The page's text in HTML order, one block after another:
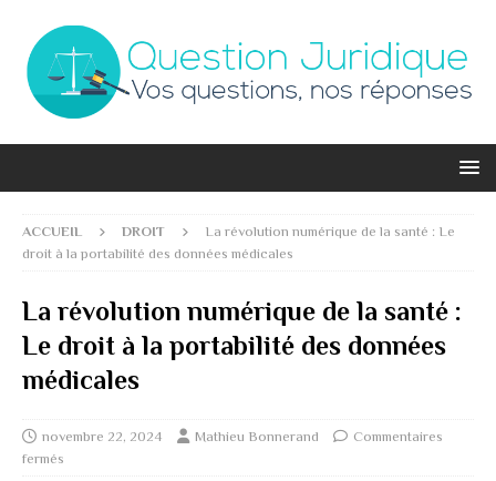
ACCUEIL DROIT
La révolution numérique de la santé : Le
droit à la portabilité des données médicales
La révolution numérique de la santé :
Le droit à la portabilité des données
médicales
novembre 22, 2024 Mathieu Bonnerand
Commentaires
fermés